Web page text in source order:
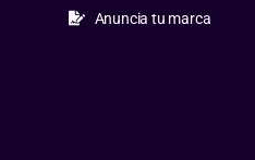
Anuncia tu marca